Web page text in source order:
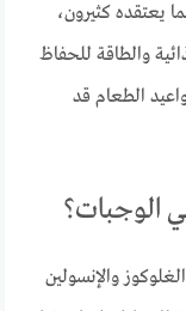
يعتقده كثيرون،
والطاقة للحفاظ
الطعام قد
الوجبات؟
والإنسولين